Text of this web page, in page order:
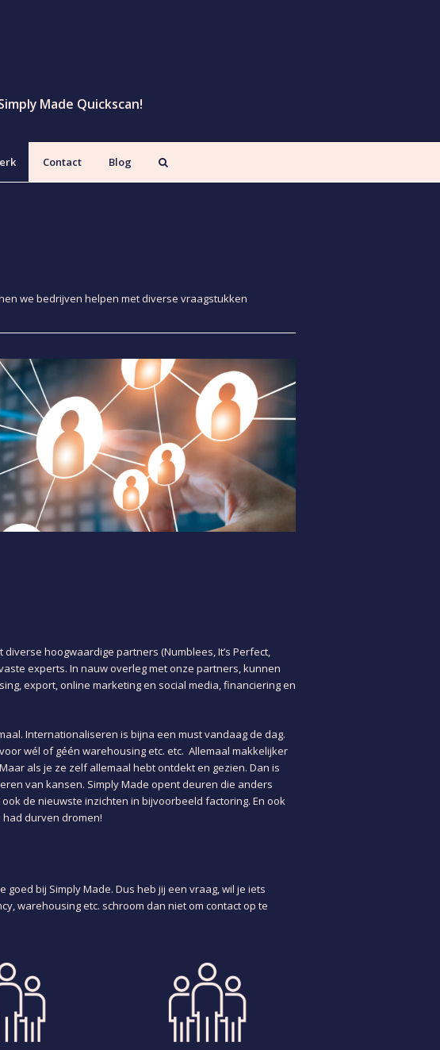
Made Quickscan!
Contact Blog
we bedrijven helpen met diverse vraagstukken
hoogwaardige partners (Numblees, It’s Perfect,
experts. In nauw overleg met onze partners, kunnen
export, online marketing en social media, financiering en
Internationaliseren is bijna een must vandaag de dag.
wél of géén warehousing etc. etc. Allemaal makkelijker
als je ze zelf allemaal hebt ontdekt en gezien. Dan is
van kansen. Simply Made opent deuren die anders
de nieuwste inzichten in bijvoorbeeld factoring. En ook
durven dromen!
bij Simply Made. Dus heb jij een vraag, wil je iets
warehousing etc. schroom dan niet om contact op te